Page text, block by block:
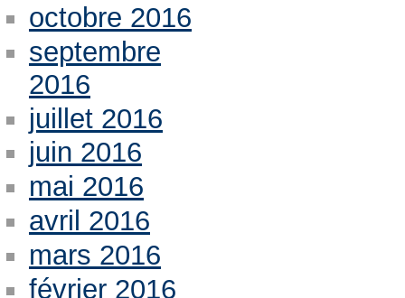
octobre 2016
septembre
2016
juillet 2016
juin 2016
mai 2016
avril 2016
mars 2016
février 2016